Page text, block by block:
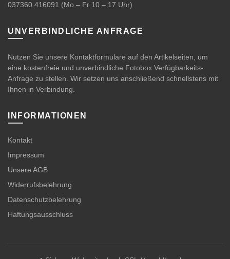
037360 416091 (Mo – Fr 10 – 17 Uhr)
UNVERBINDLICHE ANFRAGE
Nutzen Sie unsere Kontaktformulare auf den Artikelseiten, um
eine kostenfreie und unverbindliche Fotobox Verfügbarkeits-
Anfrage zu stellen. Wir setzen uns anschließend schnellstens mit
Ihnen in Verbindung.
INFORMATIONEN
Kontakt
Impressum
Unsere AGB
Widerrufsbelehrung
Datenschutzbelehrung
Haftungsausschluss